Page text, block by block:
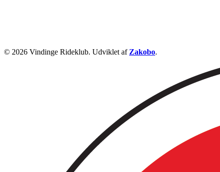
© 2026 Vindinge Rideklub. Udviklet af Zakobo.